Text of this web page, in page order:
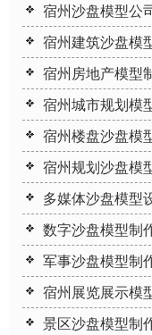
宿州沙盘模型公
宿州建筑沙盘模
宿州房地产模型
宿州城市规划模
宿州楼盘沙盘模
宿州规划沙盘模
多媒体沙盘模型
数字沙盘模型制
军事沙盘模型制
宿州展览展示模
景区沙盘模型制